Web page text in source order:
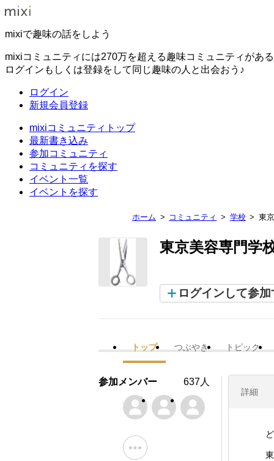
mixiで趣味の話をしよう
mixiコミュニティには270万を超える趣味コミュニティがあ
ログインもしくは登録をして同じ趣味の人と出会おう♪
ログイン
新規会員登録
mixiコミュニティトップ
最新書き込み
参加コミュニティ
コミュニティを探す
イベント一覧
イベントを探す
ホーム コミュニティ 学校 東
東京美容専門学
ログインして参加
トップ つぶやき トピック
詳細
参加メンバー 637人